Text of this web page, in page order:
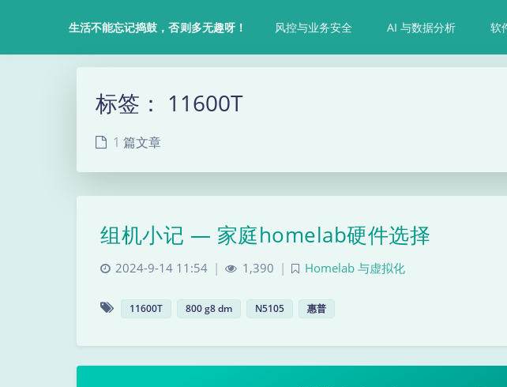
生活不能忘记捣鼓，否则多无趣呀！ 风控与业务安全 AI 与数据分析 软
标签： 11600T
1 篇文章
组机小记 — 家庭homelab硬件选择
2024-9-14 11:54 | 1,390 | Homelab 与虚拟化
11600T 800 g8 dm N5105 惠普